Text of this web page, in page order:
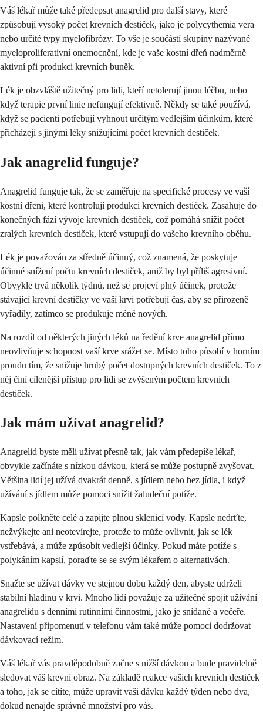
Váš lékař může také předepsat anagrelid pro další stavy, které
způsobují vysoký počet krevních destiček, jako je polycythemia vera
nebo určité typy myelofibrózy. To vše je součástí skupiny nazývané
myeloproliferativní onemocnění, kde je vaše kostní dřeň nadměrně
aktivní při produkci krevních buněk.
Lék je obzvláště užitečný pro lidi, kteří netolerují jinou léčbu, nebo
když terapie první linie nefungují efektivně. Někdy se také používá,
když se pacienti potřebují vyhnout určitým vedlejším účinkům, které
přicházejí s jinými léky snižujícími počet krevních destiček.
Jak anagrelid funguje?
Anagrelid funguje tak, že se zaměřuje na specifické procesy ve vaší
kostní dřeni, které kontrolují produkci krevních destiček. Zasahuje do
konečných fází vývoje krevních destiček, což pomáhá snížit počet
zralých krevních destiček, které vstupují do vašeho krevního oběhu.
Lék je považován za středně účinný, což znamená, že poskytuje
účinné snížení počtu krevních destiček, aniž by byl příliš agresivní.
Obvykle trvá několik týdnů, než se projeví plný účinek, protože
stávající krevní destičky ve vaší krvi potřebují čas, aby se přirozeně
vyřadily, zatímco se produkuje méně nových.
Na rozdíl od některých jiných léků na ředění krve anagrelid přímo
neovlivňuje schopnost vaší krve srážet se. Místo toho působí v horním
proudu tím, že snižuje hrubý počet dostupných krevních destiček. To z
něj činí cílenější přístup pro lidi se zvýšeným počtem krevních
destiček.
Jak mám užívat anagrelid?
Anagrelid byste měli užívat přesně tak, jak vám předepíše lékař,
obvykle začínáte s nízkou dávkou, která se může postupně zvyšovat.
Většina lidí jej užívá dvakrát denně, s jídlem nebo bez jídla, i když
užívání s jídlem může pomoci snížit žaludeční potíže.
Kapsle polkněte celé a zapijte plnou sklenicí vody. Kapsle nedrťte,
nežvýkejte ani neotevírejte, protože to může ovlivnit, jak se lék
vstřebává, a může způsobit vedlejší účinky. Pokud máte potíže s
polykáním kapslí, poraďte se se svým lékařem o alternativách.
Snažte se užívat dávky ve stejnou dobu každý den, abyste udrželi
stabilní hladinu v krvi. Mnoho lidí považuje za užitečné spojit užívání
anagrelidu s denními rutinními činnostmi, jako je snídaně a večeře.
Nastavení připomenutí v telefonu vám také může pomoci dodržovat
dávkovací režim.
Váš lékař vás pravděpodobně začne s nižší dávkou a bude pravidelně
sledovat váš krevní obraz. Na základě reakce vašich krevních destiček
a toho, jak se cítíte, může upravit vaši dávku každý týden nebo dva,
dokud nenajde správné množství pro vás.